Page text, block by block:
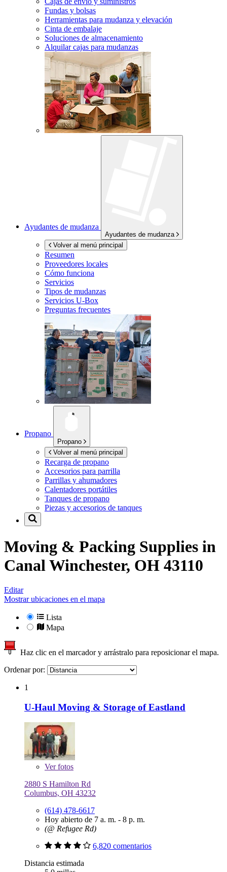
Fundas y bolsas
Herramientas para mudanza y elevación
Cinta de embalaje
Soluciones de almacenamiento
Alquilar cajas para mudanzas
Ayudantes de mudanza
Ayudantes de mudanza
Volver al menú principal
Resumen
Proveedores locales
Cómo funciona
Servicios
Tipos de mudanzas
Servicios U-Box
Preguntas frecuentes
Propano
Propano
Volver al menú principal
Recarga de propano
Accesorios para parrilla
Parrillas y ahumadores
Calentadores portátiles
Tanques de propano
Piezas y accesorios de tanques
Moving & Packing Supplies in
Canal Winchester, OH 43110
Editar
Mostrar ubicaciones en el mapa
Lista
Mapa
Haz clic en el marcador y arrástralo para reposicionar el mapa.
Ordenar por:
1
U-Haul Moving & Storage of Eastland
Verfotos
2880 S Hamilton Rd
Columbus, OH 43232
(614) 478-6617
Hoy abierto de 7 a. m. - 8 p. m.
(@ Refugee Rd)
6,820 comentarios
Distancia estimada